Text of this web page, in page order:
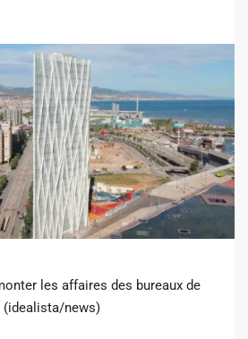
les affaires des bureaux de
(idealista/news)